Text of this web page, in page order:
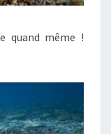
quand même !